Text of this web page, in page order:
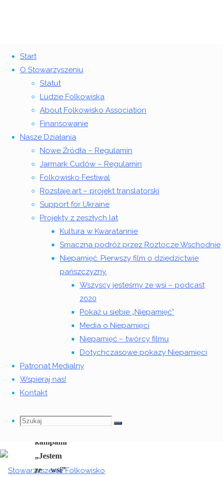
Start
O Stowarzyszeniu
Statut
Ludzie Folkowiska
About Folkowisko Association
Finansowanie
Nasze Działania
Nowe Źródła – Regulamin
Jarmark Cudów – Regulamin
Folkowisko Festiwal
Rozstaje.art – projekt translatorski
Support for Ukraine
Projekty z zeszłych lat
Kultura w Kwaratannie
Smaczna podróż przez Roztocze Wschodnie
Niepamięć. Pierwszy film o dziedzictwie
pańszczyzny.
Wszyscy jesteśmy ze wsi – podcast
2020
Pokaż u siebie „Niepamięć”
Media o Niepamięci
Niepamięć – twórcy filmu
Dotychczasowe pokazy Niepamięci
Patronat Medialny
Wspieraj nas!
Kontakt
Szukaj
Szukaj:
Szukaj
Kampania – Jestem ze Wsi
13 czerwca 2013 23 listopada 2024
główna
ze Wsi
Kampania
12-14 lipca Folkowisko
13
czerwca
201323
listopada
2024
Wszyscy
jesteśmy
wieśniakami. W
pierwszym,
wciąż
pozostaje
– głosi
kampanii
„Jestem
ze wsi”
©2018 Stowarzyszenie Folkowisko